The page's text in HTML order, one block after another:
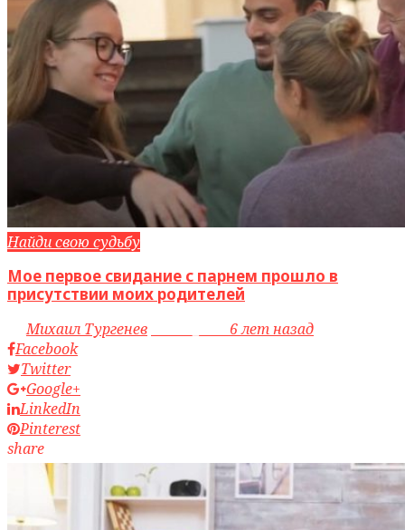
Найди свою судьбу
Мое первое свидание с парнем прошло в
присутствии моих родителей
byМихаил Тургенев
6 лет назад
Facebook
Twitter
Google+
LinkedIn
Pinterest
share